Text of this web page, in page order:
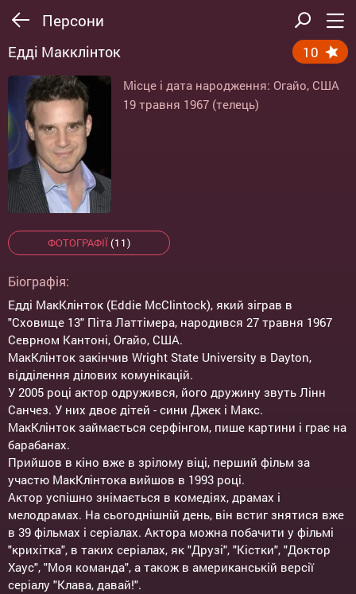
Персони
Едді Макклінток 10
Місце і дата народження: Огайо, США
19 травня 1967 (телець)
ФОТОГРАФІЇ(11)
Біографія:
Едді МакКлінток (Eddie McClintock), який зіграв в
"Сховище 13" Піта Латтімера, народився 27 травня 1967
Севрном Кантоні, Огайо, США.
МакКлінток закінчив Wright State University в Dayton,
відділення ділових комунікацій.
У 2005 році актор одружився, його дружину звуть Лінн
Санчез. У них двоє дітей - сини Джек і Макс.
МакКлінток займається серфінгом, пише картини і грає на
барабанах.
Прийшов в кіно вже в зрілому віці, перший фільм за
участю МакКлінтока вийшов в 1993 році.
Актор успішно знімається в комедіях, драмах і
мелодрамах. На сьогоднішній день, він встиг знятися вже
в 39 фільмах і серіалах. Актора можна побачити у фільмі
"крихітка", в таких серіалах, як "Друзі", "Кістки", "Доктор
Хаус", "Моя команда", а також в американській версії
серіалу "Клава, давай!".